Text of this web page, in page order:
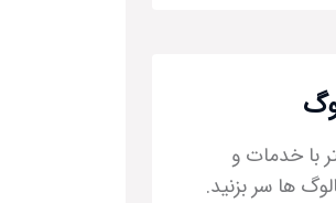
با خدمات و
ها سر بزنید.